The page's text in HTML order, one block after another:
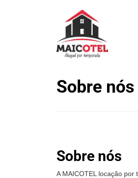
Sobre nós
Sobre nós
A MAICOTEL locação